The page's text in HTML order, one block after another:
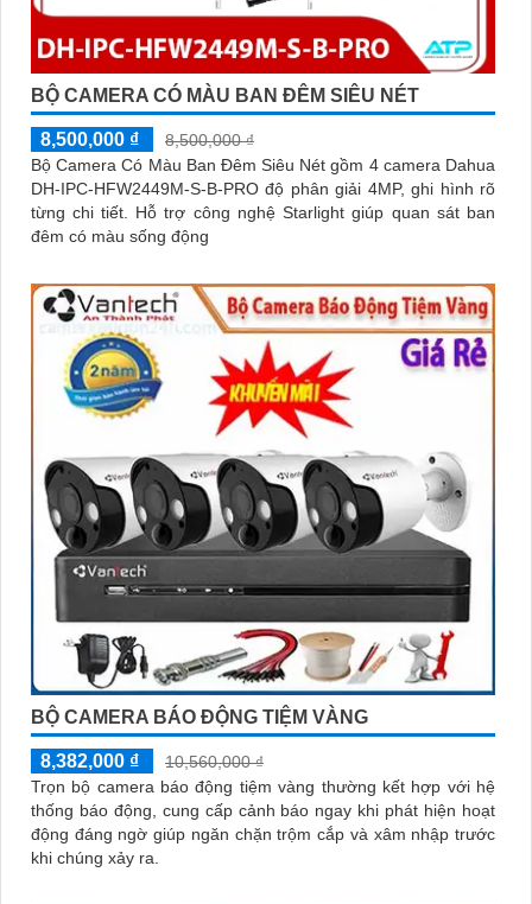
BỘ CAMERA CÓ MÀU BAN ĐÊM SIÊU NÉT
8,500,000 ₫
8,500,000 ₫
Bộ Camera Có Màu Ban Đêm Siêu Nét gồm 4 camera Dahua
DH-IPC-HFW2449M-S-B-PRO độ phân giải 4MP, ghi hình rõ
từng chi tiết. Hỗ trợ công nghệ Starlight giúp quan sát ban
đêm có màu sống động
BỘ CAMERA BÁO ĐỘNG TIỆM VÀNG
8,382,000 ₫
10,560,000 ₫
Trọn bộ camera báo động tiệm vàng thường kết hợp với hệ
thống báo động, cung cấp cảnh báo ngay khi phát hiện hoạt
động đáng ngờ giúp ngăn chặn trộm cắp và xâm nhập trước
khi chúng xảy ra.